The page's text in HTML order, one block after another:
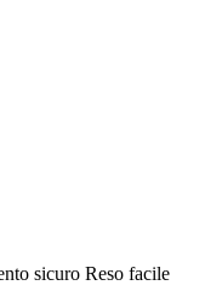
sicuro Reso facile